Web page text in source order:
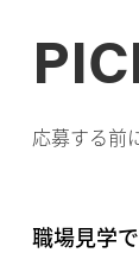
応募する前
職場見学